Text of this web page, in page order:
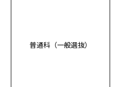
普通科（一般選抜）